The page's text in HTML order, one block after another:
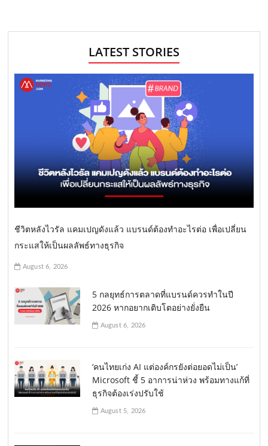
LATEST STORIES
ชีวิตหลังไวรัล แคมเปญดังแล้ว แบรนด์ต้องทำอะไรต่อ เพื่อเปลี่ยน
กระแสให้เป็นผลลัพธ์ทางธุรกิจ
August 6, 2026
5 กลยุทธ์การตลาดที่แบรนด์ควรทำในปี
2026 หากอยากเติบโตอย่างยั่งยืน
August 6, 2026
‘คนไทยเก่ง AI แต่องค์กรยังต่อยอดไม่เป็น’
Microsoft ชี้ 5 อาการน่าห่วง พร้อมทางแก้ที่
ธุรกิจต้องเร่งปรับใช้
August 5, 2026